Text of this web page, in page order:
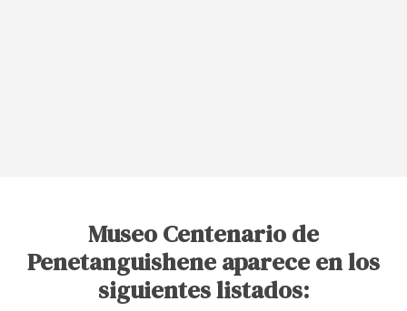
Museo Centenario de
Penetanguishene aparece en los
siguientes listados: